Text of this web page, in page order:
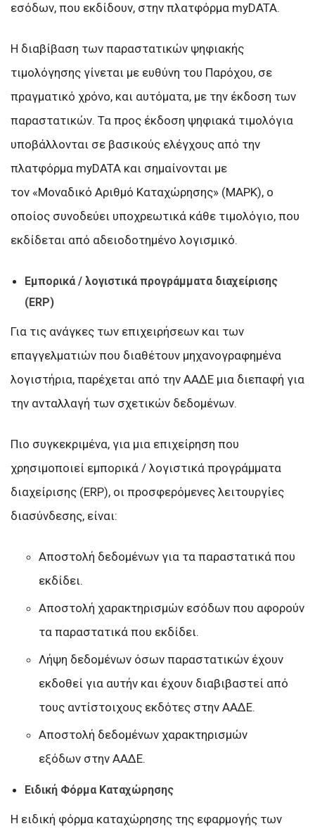
εσόδων, που εκδίδουν, στην πλατφόρμα myDATA.
Η διαβίβαση των παραστατικών ψηφιακής
τιμολόγησης γίνεται με ευθύνη του Παρόχου, σε
πραγματικό χρόνο, και αυτόματα, με την έκδοση των
παραστατικών. Τα προς έκδοση ψηφιακά τιμολόγια
υποβάλλονται σε βασικούς ελέγχους από την
πλατφόρμα myDATA και σημαίνονται με
τον «Μοναδικό Αριθμό Καταχώρησης» (ΜΑΡΚ), ο
οποίος συνοδεύει υποχρεωτικά κάθε τιμολόγιο, που
εκδίδεται από αδειοδοτημένο λογισμικό.
Εμπορικά / λογιστικά προγράμματα διαχείρισης
(ERP)
Για τις ανάγκες των επιχειρήσεων και των
επαγγελματιών που διαθέτουν μηχανογραφημένα
λογιστήρια, παρέχεται από την ΑΑΔΕ μια διεπαφή για
την ανταλλαγή των σχετικών δεδομένων.
Πιο συγκεκριμένα, για μια επιχείρηση που
χρησιμοποιεί εμπορικά / λογιστικά προγράμματα
διαχείρισης (ERP), οι προσφερόμενες λειτουργίες
διασύνδεσης, είναι:
Αποστολή δεδομένων για τα παραστατικά που
εκδίδει.
Αποστολή χαρακτηρισμών εσόδων που αφορούν
τα παραστατικά που εκδίδει.
Λήψη δεδομένων όσων παραστατικών έχουν
εκδοθεί για αυτήν και έχουν διαβιβαστεί από
τους αντίστοιχους εκδότες στην ΑΑΔΕ.
Αποστολή δεδομένων χαρακτηρισμών
εξόδων στην ΑΑΔΕ.
Ειδική Φόρμα Καταχώρησης
Η ειδική φόρμα καταχώρησης της εφαρμογής των